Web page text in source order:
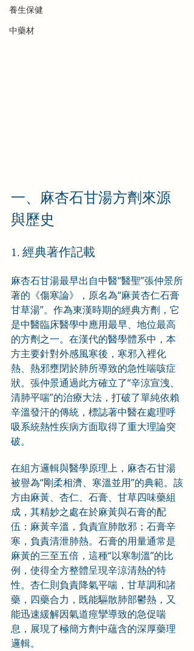
養生保健
中藥材
一、麻杏石甘湯方劑來源
與歷史
1. 經典著作記載
麻杏石甘湯最早出自中醫“醫聖”張仲景所
著的《傷寒論》，原名為“麻黃杏仁石膏
甘草湯”。作為東漢時期的經典方劑，它
是中醫臨床醫學中應用最早、地位最高
的方劑之一。在漢代的醫學體系中，本
方主要針對外感風寒後，寒邪入裡化
熱、熱邪壅閉於肺所導致的急性喘咳症
狀。張仲景通過此方確立了“辛涼宣洩、
清肺平喘”的治療大法，打破了單純依賴
辛溫發汗的傳統，標誌著中醫在處理呼
吸系統熱性疾病方面取得了重大理論突
破。
在組方邏輯與醫學原理上，麻杏石甘湯
被譽為“剛柔相濟、寒溫並用”的典範。該
方由麻黃、杏仁、石膏、甘草四味藥組
成，其精妙之處在於麻黃與石膏的配
伍：麻黃辛溫，負責宣肺散邪；石膏辛
寒，負責清泄肺熱。石膏的用量通常是
麻黃的三至五倍，這種“以寒制溫”的比
例，使得全方整體呈現辛涼清熱的特
性。杏仁則負責降氣平喘，甘草調和諸
藥，四藥合力，既能驅散肺部鬱熱，又
能迅速緩解因氣道痙攣導致的急促喘
息，展現了極簡方劑中蘊含的深厚藥理
邏輯。